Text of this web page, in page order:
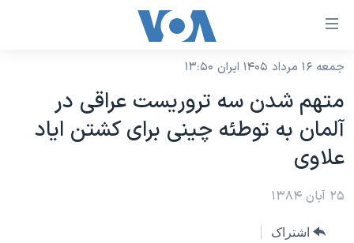
لینکهای
دسترسی
جهش
به
محتوای
اصلی
به
صفحه
نسخه سبک وب‌سایت
موضوع ها
ایران
آمریکا
جهان
برنامه های تلویزیونی
جدول برنامه ها
صفحه‌های ویژه
جمعه ۱۶ مرداد ۱۴۰۵ ایران ۱۳:۵۰
متهم شدن سه تروريست عراقی در
آلمان به توطئه چينی برای کشتن اياد
علاوی
۲۵ آبان ۱۳۸۴
اشتراک